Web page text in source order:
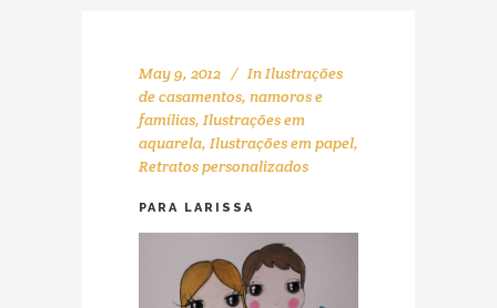
May 9, 2012 InIlustrações
de casamentos, namoros e
famílias, Ilustrações em
aquarela, Ilustrações em papel,
Retratos personalizados
PARA LARISSA